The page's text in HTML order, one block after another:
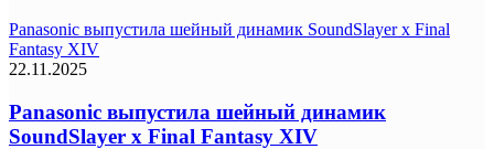
Panasonic выпустила шейный динамик SoundSlayer x Final
Fantasy XIV
22.11.2025
Panasonic выпустила шейный динамик
SoundSlayer x Final Fantasy XIV